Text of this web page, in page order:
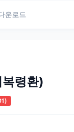
운로드
령환)